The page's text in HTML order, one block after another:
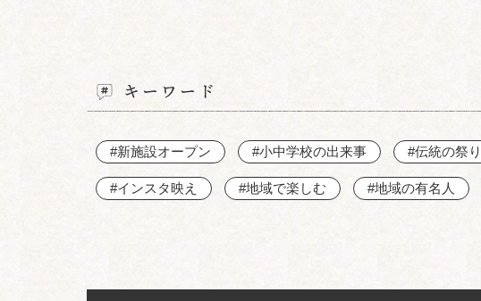
キーワード
#新施設オープン #小中学校の出来事 #伝統の祭り
#インスタ映え #地域で楽しむ #地域の有名人